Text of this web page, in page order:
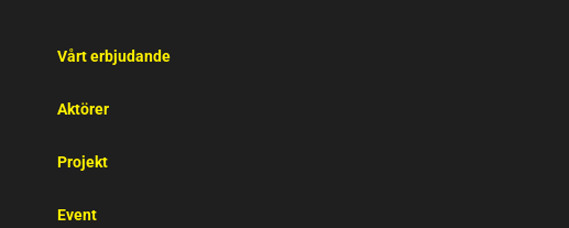
Vårt erbjudande
Aktörer
Projekt
Event